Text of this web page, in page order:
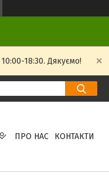
18:30. Дякуємо!
ПРО НАС КОНТАКТИ